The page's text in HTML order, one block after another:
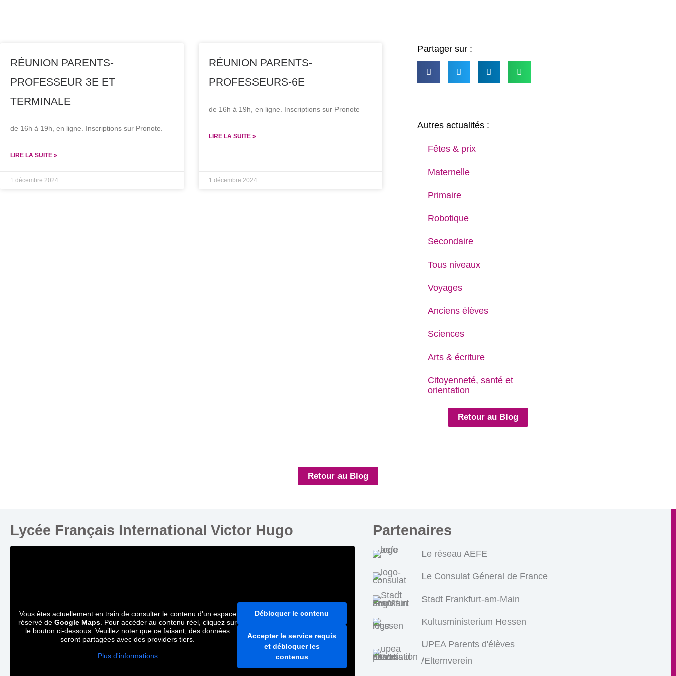
RÉUNION PARENTS-
PROFESSEUR 3E ET
TERMINALE
de 16h à 19h, en ligne. Inscriptions sur Pronote.
LIRE LA SUITE »
1 décembre 2024
RÉUNION PARENTS-
PROFESSEURS-6E
de 16h à 19h, en ligne. Inscriptions sur Pronote
LIRE LA SUITE »
1 décembre 2024
Partager sur :
Autres actualités :
Fêtes & prix
Maternelle
Primaire
Robotique
Secondaire
Tous niveaux
Voyages
Anciens élèves
Sciences
Arts & écriture
Citoyenneté, santé et
orientation
Retour au Blog
Retour au Blog
Lycée Français International Victor Hugo
Vous êtes actuellement en train de consulter le contenu d'un espace
réservé deGoogle Maps. Pour accéder au contenu réel, cliquez sur
le bouton ci-dessous. Veuillez noter que ce faisant, des données
seront partagées avec des providers tiers.
Plus d'informations
Débloquer le contenu
Accepter le service requis
et débloquer les
contenus
Partenaires
Le réseau AEFE
Le Consulat Géneral de France
Stadt Frankfurt-am-Main
Kultusministerium Hessen
UPEA Parents d'élèves
/Elternverein